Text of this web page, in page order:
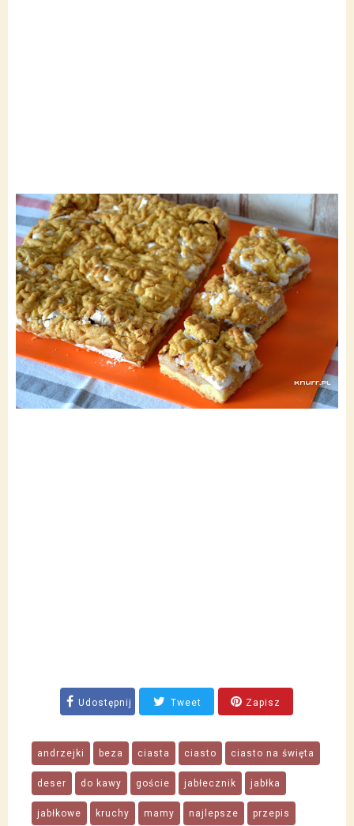
Udostępnij Tweet Zapisz
andrzejki beza ciasta ciasto ciasto na święta
deser do kawy goście jabłecznik jabłka
jabłkowe kruchy mamy najlepsze przepis